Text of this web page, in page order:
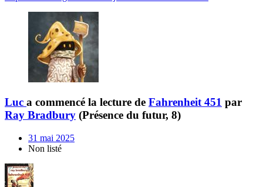
Luc a commencé la lecture de Fahrenheit 451 par
Ray Bradbury (Présence du futur, 8)
31 mai 2025
Non listé